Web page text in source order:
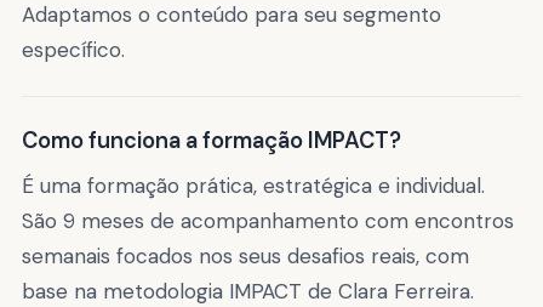
Adaptamos o conteúdo para seu segmento
específico.
Como funciona a formação IMPACT?
É uma formação prática, estratégica e individual.
São 9 meses de acompanhamento com encontros
semanais focados nos seus desafios reais, com
base na metodologia IMPACT de Clara Ferreira.